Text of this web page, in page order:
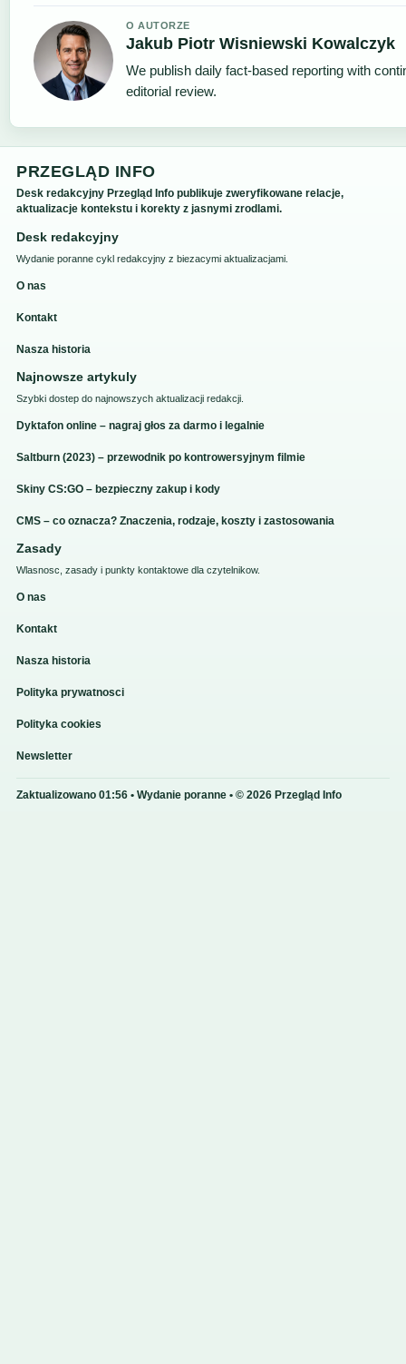
O AUTORZE
Jakub Piotr Wisniewski Kowalczyk
We publish daily fact-based reporting with
editorial review.
PRZEGLĄD INFO
Desk redakcyjny Przegląd Info publikuje zweryfikowane relacje,
aktualizacje kontekstu i korekty z jasnymi zrodlami.
Desk redakcyjny
Wydanie poranne cykl redakcyjny z biezacymi aktualizacjami.
O nas
Kontakt
Nasza historia
Najnowsze artykuly
Szybki dostep do najnowszych aktualizacji redakcji.
Dyktafon online – nagraj głos za darmo i legalnie
Saltburn (2023) – przewodnik po kontrowersyjnym filmie
Skiny CS:GO – bezpieczny zakup i kody
CMS – co oznacza? Znaczenia, rodzaje, koszty i zastosowania
Zasady
Wlasnosc, zasady i punkty kontaktowe dla czytelnikow.
O nas
Kontakt
Nasza historia
Polityka prywatnosci
Polityka cookies
Newsletter
Zaktualizowano 01:56 • Wydanie poranne • © 2026 Przegląd Info